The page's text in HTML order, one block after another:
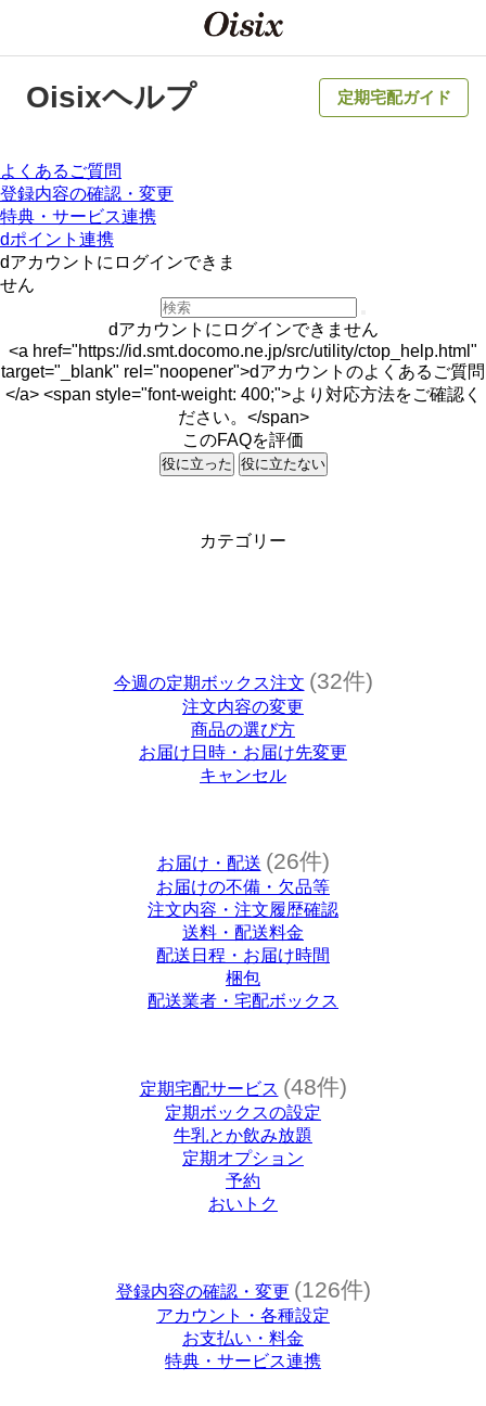
Oisixヘルプ 定期宅配ガイド
よくあるご質問
登録内容の確認・変更
特典・サービス連携
dポイント連携
dアカウントにログインできま
せん
dアカウントにログインできません
<a href="https://id.smt.docomo.ne.jp/src/utility/ctop_help.html"
target="_blank" rel="noopener">dアカウントのよくあるご質問
</a> <span style="font-weight: 400;">より対応方法をご確認く
ださい。</span>
このFAQを評価
役に立った 役に立たない
カテゴリー
今週の定期ボックス注文 (32件)
注文内容の変更
商品の選び方
お届け日時・お届け先変更
キャンセル
お届け・配送 (26件)
お届けの不備・欠品等
注文内容・注文履歴確認
送料・配送料金
配送日程・お届け時間
梱包
配送業者・宅配ボックス
定期宅配サービス (48件)
定期ボックスの設定
牛乳とか飲み放題
定期オプション
予約
おいトク
登録内容の確認・変更 (126件)
アカウント・各種設定
お支払い・料金
特典・サービス連携